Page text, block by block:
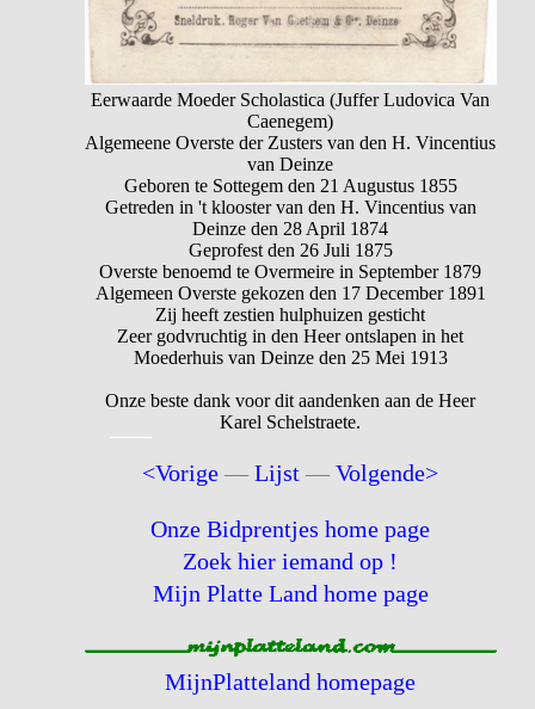
Eerwaarde Moeder Scholastica (Juffer Ludovica Van
Caenegem)
Algemeene Overste der Zusters van den H. Vincentius
van Deinze
Geboren te Sottegem den 21 Augustus 1855
Getreden in 't klooster van den H. Vincentius van
Deinze den 28 April 1874
Geprofest den 26 Juli 1875
Overste benoemd te Overmeire in September 1879
Algemeen Overste gekozen den 17 December 1891
Zij heeft zestien hulphuizen gesticht
Zeer godvruchtig in den Heer ontslapen in het
Moederhuis van Deinze den 25 Mei 1913
Onze beste dank voor dit aandenken aan de Heer
Karel Schelstraete.
<Vorige —Lijst —Volgende>
Onze Bidprentjes home page
Zoek hier iemand op !
Mijn Platte Land home page
MijnPlatteland homepage